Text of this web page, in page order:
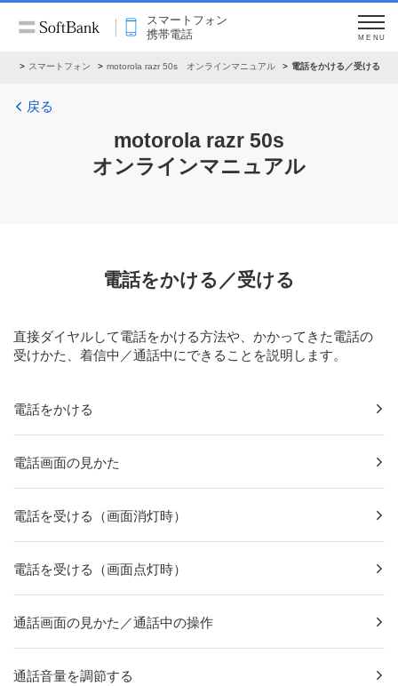
スマートフォン
携帯電話
MENU
スマートフォン motorola razr 50s オンラインマニュアル 電話をかける／受ける
戻る
motorola razr 50s
オンラインマニュアル
電話をかける／受ける
直接ダイヤルして電話をかける方法や、かかってきた電話の
受けかた、着信中／通話中にできることを説明します。
電話をかける
電話画面の見かた
電話を受ける（画面消灯時）
電話を受ける（画面点灯時）
通話画面の見かた／通話中の操作
通話音量を調節する